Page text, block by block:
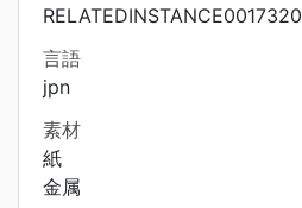
RELATEDINSTANCE0017320
言語
jpn
素材
紙
金属